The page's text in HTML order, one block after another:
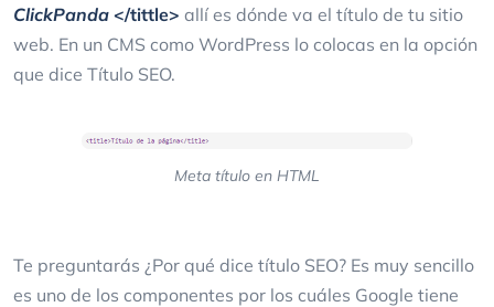
ClickPanda </tittle> allí es dónde va el título de tu sitio
web. En un CMS como WordPress lo colocas en la opción
que dice Título SEO.
Meta título en HTML
Te preguntarás ¿Por qué dice título SEO? Es muy sencillo
es uno de los componentes por los cuáles Google tiene